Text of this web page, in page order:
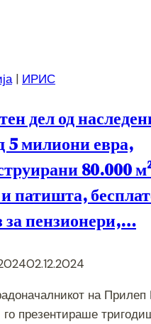
| ИРИС
дел од
5 милиони евра,
80.000
патишта,
за пензионери,…
02.12.2024
на Прилеп
го презентираше